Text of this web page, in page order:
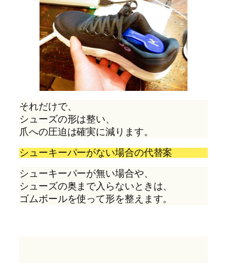
それだけで、
シューズの形は整い、
爪への圧迫は確実に減ります。
シューキーパーがない場合の代替案
シューキーパーが無い場合や、
シューズの奥まで入らないときは、
ゴムボールを使って形を整えます。